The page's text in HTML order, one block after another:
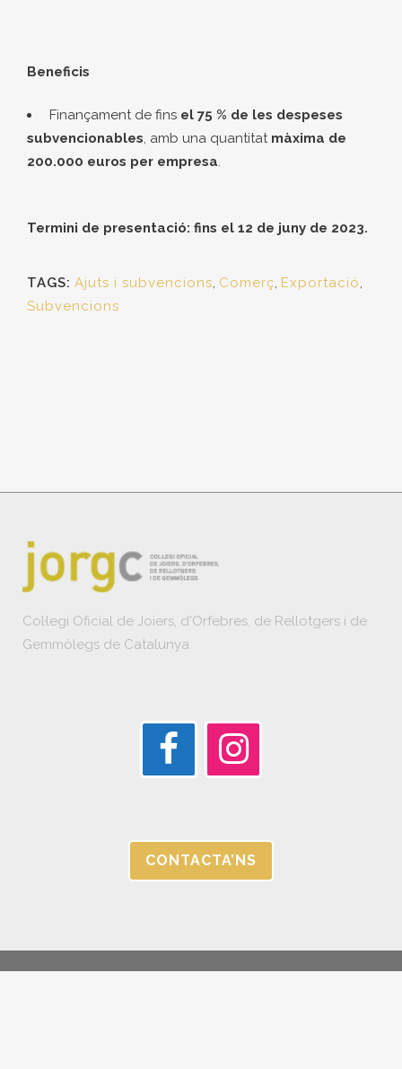
Beneficis
Finançament de fins el 75 % de les despeses
subvencionables, amb una quantitatmàxima de
200.000 euros per empresa.
Termini de presentació: fins el 12 de juny de 2023.
TAGS: Ajuts i subvencions, Comerç, Exportació,
Subvencions
Col·legi Oficial de Joiers, d'Orfebres, de Rellotgers i de
Gemmòlegs de Catalunya
CONTACTA’NS